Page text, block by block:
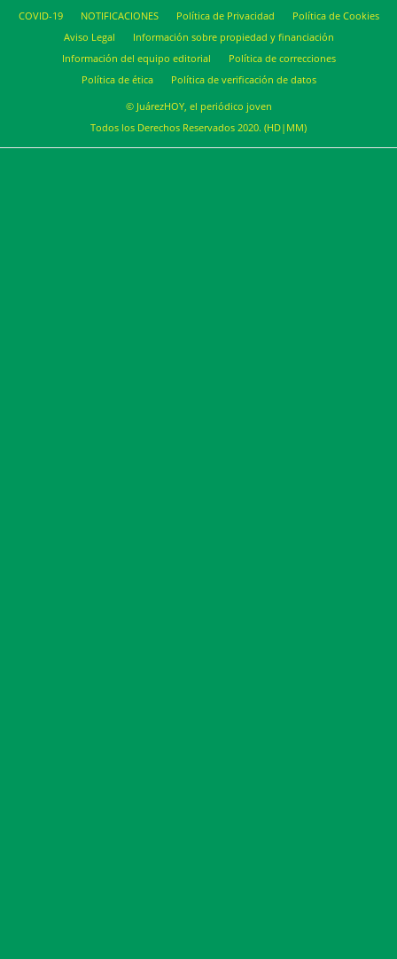
COVID-19 NOTIFICACIONES Política de Privacidad
Política de Cookies
Aviso Legal
Información sobre propiedad y financiación
Información del equipo editorial
Política de correcciones
Política de ética
Política de verificación de datos
© JuárezHOY, el periódico joven
Todos los Derechos Reservados 2020. (HD|MM)